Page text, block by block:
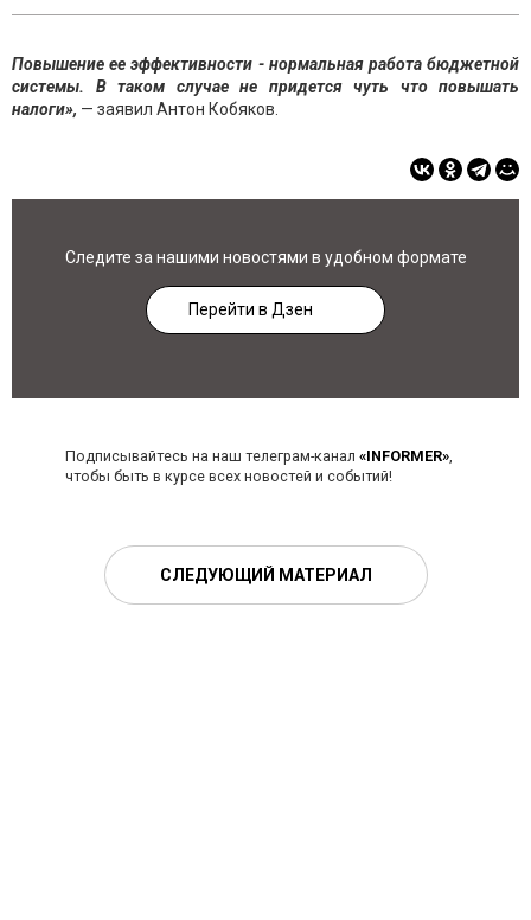
Повышение ее эффективности - нормальная работа бюджетной
системы. В таком случае не придется чуть что повышать
налоги», — заявил Антон Кобяков.
Следите за нашими новостями в удобном формате
Перейти в Дзен
Подписывайтесь на наш телеграм-канал «INFORMER»,
чтобы быть в курсе всех новостей и событий!
СЛЕДУЮЩИЙ МАТЕРИАЛ